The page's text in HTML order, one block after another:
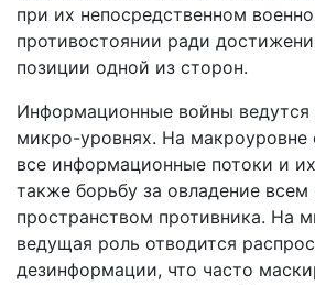
при их непосредственном
противостоянии ради
позиции одной из сторон.
Информационные войны
микро-уровнях. На макроуровне
все информационные потоки и
также борьбу за овладение
пространством противника. На
ведущая роль отводится
дезинформации, что часто